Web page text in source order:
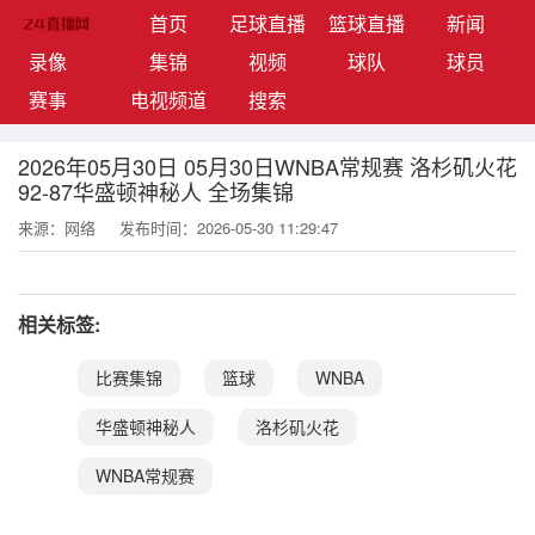
首页(current)足球直播 篮球直播
新闻
录像
集锦 视频 球队
球员
赛事
电视频道 搜索
2026年05月30日 05月30日WNBA常规赛 洛杉矶火花
92-87华盛顿神秘人 全场集锦
来源：网络 发布时间：2026-05-30 11:29:47
相关标签:
比赛集锦 篮球 WNBA
华盛顿神秘人 洛杉矶火花
WNBA常规赛